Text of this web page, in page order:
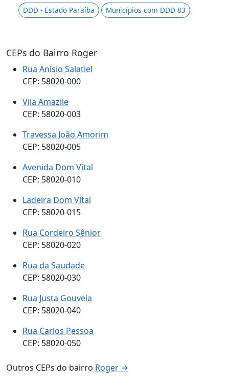
DDD - Estado Paraíba
Municípios com DDD 83
CEPs do Bairro Roger
Rua Anísio Salatiel
CEP: 58020-000
Vila Amazile
CEP: 58020-003
Travessa João Amorim
CEP: 58020-005
Avenida Dom Vital
CEP: 58020-010
Ladeira Dom Vital
CEP: 58020-015
Rua Cordeiro Sênior
CEP: 58020-020
Rua da Saudade
CEP: 58020-030
Rua Justa Gouveia
CEP: 58020-040
Rua Carlos Pessoa
CEP: 58020-050
Outros CEPs do bairro Roger →